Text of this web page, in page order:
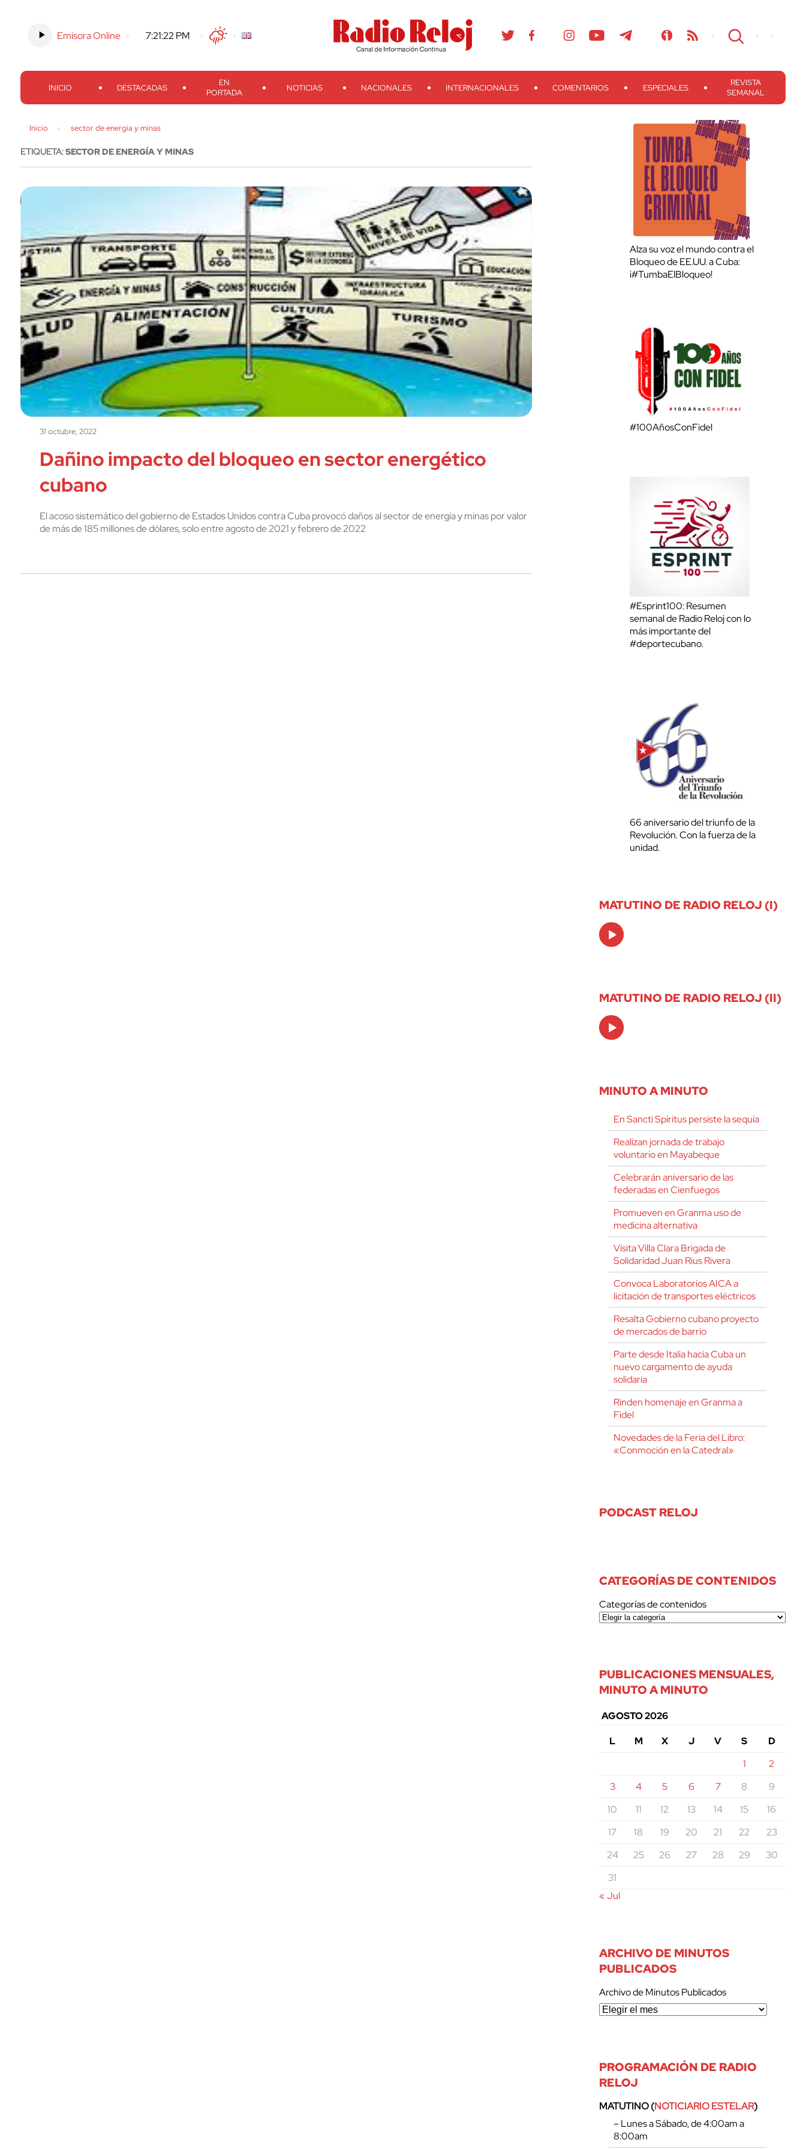
Emisora Online 7:21:23 PM TwitterFacebook
Threads
Instagram TelegramTeveo Ivoox RSS Search
INICIO DESTACADAS
EN
PORTADA
NOTICIAS NACIONALES INTERNACIONALES COMENTARIOS ESPECIALES
REVISTA
SEMANAL
Inicio sector de energía y minas
ETIQUETA:SECTOR DE ENERGÍA Y MINAS
31 octubre, 2022
Dañino impacto del bloqueo en sector energético
cubano
El acoso sistemático del gobierno de Estados Unidos contra Cuba provocó daños al sector de energía y minas por valor
de más de 185 millones de dólares, solo entre agosto de 2021 y febrero de 2022
Alza su voz el mundo contra el
Bloqueo de EE.UU. a Cuba:
¡#TumbaElBloqueo!
#100AñosConFidel
#Esprint100: Resumen
semanal de Radio Reloj con lo
más importante del
#deportecubano.
66 aniversario del triunfo de la
Revolución. Con la fuerza de la
unidad.
MATUTINO DE RADIO RELOJ (I)
Audio
Player
MATUTINO DE RADIO RELOJ (II)
Audio
Player
MINUTO A MINUTO
En Sancti Spíritus persiste la sequía
Realizan jornada de trabajo
voluntario en Mayabeque
Celebrarán aniversario de las
federadas en Cienfuegos
Promueven en Granma uso de
medicina alternativa
Visita Villa Clara Brigada de
Solidaridad Juan Rius Rivera
Convoca Laboratorios AICA a
licitación de transportes eléctricos
Resalta Gobierno cubano proyecto
de mercados de barrio
Parte desde Italia hacia Cuba un
nuevo cargamento de ayuda
solidaria
Rinden homenaje en Granma a
Fidel
Novedades de la Feria del Libro:
«Conmoción en la Catedral»
PODCAST RELOJ
CATEGORÍAS DE CONTENIDOS
Categorías de contenidos
PUBLICACIONES MENSUALES,
MINUTO A MINUTO
AGOSTO 2026
L
M X J V S
D
1
2
3
4 5 6 7 8
9
10
11 12 13 14 15
16
17
18 19 20 21 22
23
24
25 26 27 28 29
30
31
« Jul
ARCHIVO DE MINUTOS
PUBLICADOS
Archivo de Minutos Publicados
PROGRAMACIÓN DE RADIO
RELOJ
MATUTINO (NOTICIARIO ESTELAR)
– Lunes a Sábado, de 4:00am a
8:00am